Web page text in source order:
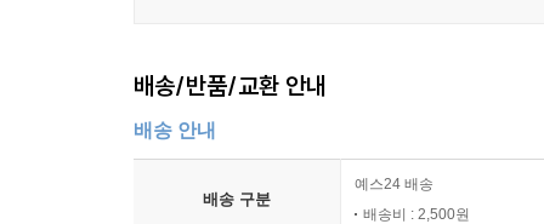
배송/반품/교환 안내
배송 안내
배송 구분
예스24 배송
배송비 : 2,500원